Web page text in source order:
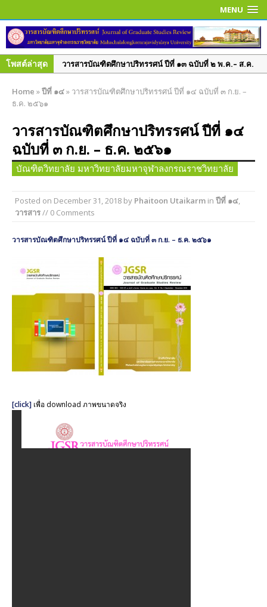
MENU
โพสต์ล่าสุด
วารสารบัณฑิตศึกษาปริทรรศน์ ปีที่ ๑๓ ฉบับที่ ๒ พ.ค.– ส.ค.
วารสารบัณฑิตศึกษาปริทรรศน์ ปีที่ ๑๓ ฉบับพิเศษ เล่ม ๓
วารสารบัณฑิตศึกษาปริทรรศน์ ปีที่ ๑๓ ฉบับพิเศษ เล่ม ๒
มิถุนายน ๒๕๖๐
วารสารบัณฑิตศึกษาปริทรรศน์ ใช้ระบบ ThaiJO ตั้งแต่ปีที่
๑๕ ฉบับที่ ๑ มกราคม-เมษายน ๖๒ เป็นต้นไป
วารสารบัณฑิตศึกษาปริทรรศน์ ปีที่ ๑๕ ฉบับที่ ๑ ม.ค. – เม.ย.
๒๕๖๒
วารสารบัณฑิตศึกษาปริทรรศน์ ปีที่ ๑๔ ฉบับพิเศษ เล่ม ๑
มิ.ย. – ก.ย. ๒๕๖๑
วารสารบัณฑิตศึกษาปริทรรศน์ ปีที่ ๑๔ ฉบับที่ ๒ พ.ค. – ส.ค.
วารสารบัณฑิตศึกษาปริทรรศน์ ปีที่ ๑๔ ฉบับที่ ๑ ม.ค. – เม.ย.
๒๕๖๑
วารสารบัณฑิตศึกษาปริทรรศน์ ปีที่ ๑๓ ฉบับที่ ๓ ก.ย.– ธ.ค.
Home »ปีที่ ๑๔» วารสารบัณฑิตศึกษาปริทรรศน์ ปีที่ ๑๔ ฉบับที่ ๓ ก.ย. –
ธ.ค. ๒๕๖๑
วารสารบัณฑิตศึกษาปริทรรศน์ ปีที่ ๑๔
ฉบับที่ ๓ ก.ย. – ธ.ค. ๒๕๖๑
บัณฑิตวิทยาลัย มหาวิทยาลัยมหาจุฬาลงกรณราชวิทยาลัย
Posted on December 31, 2018 by Phaitoon Utaikarm in ปีที่ ๑๔,
วารสาร// 0 Comments
วารสารบัณฑิตศึกษาปริทรรศน์ ปีที่ ๑๔ ฉบับที่ ๓ ก.ย. – ธ.ค. ๒๕๖๑
[click] เพื่อ download ภาพขนาดจริง